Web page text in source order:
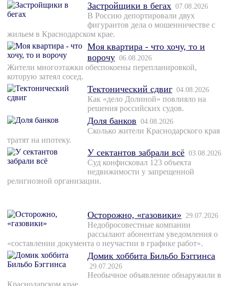
Застройщики в бегах 07.08.2026
В Россию депортировали двух
фигурантов дела о мошенничестве с
жильем в Краснодарском крае.
Моя квартира - что хочу, то и
ворочу 06.08.2026
Жители многоэтажки обеспокоены перепланировкой,
которую затеял сосед.
Тектонический сдвиг 04.08.2026
Как «дело Долиной» повлияло на
решения российских судов.
Доля банков 04.08.2026
Сколько жители Краснодарского края
тратят на ипотеку.
У сектантов забрали всё 03.08.2026
Суд конфисковал 123 объекта
недвижимости у запрещенной
религиозной организации.
Осторожно, «газовики» 29.07.2026
Недобросовестные компании
рассылают абонентам уведомления о
«составлении документа о неучастии в графике работ».
Домик хоббита Бильбо Бэггинса
29.07.2026
Необычное объявление обнаружили в